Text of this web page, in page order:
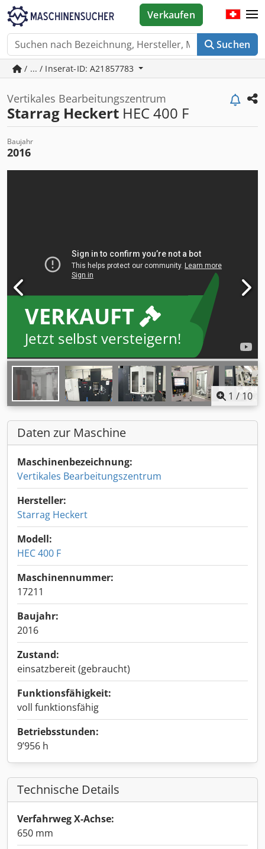
Suchen
Verkaufen
/ ... / Inserat-ID: A21857783
Vertikales Bearbeitungszentrum
Starrag Heckert HEC 400 F
Baujahr
2016
VERKAUFT
Jetzt selbst versteigern!
1 / 10
Daten zur Maschine
Maschinenbezeichnung:
Vertikales Bearbeitungszentrum
Hersteller:
Starrag Heckert
Modell:
HEC 400 F
Maschinennummer:
17211
Baujahr:
2016
Zustand:
einsatzbereit (gebraucht)
Funktionsfähigkeit:
voll funktionsfähig
Betriebsstunden:
9’956 h
Technische Details
Verfahrweg X-Achse:
650 mm